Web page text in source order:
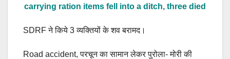
carrying ration items fell into a ditch, three died
SDRF ने किये 3 व्यक्तियों के शव बरामद।
Road accident, परचून का सामान लेकर पुरोला- मोरी की